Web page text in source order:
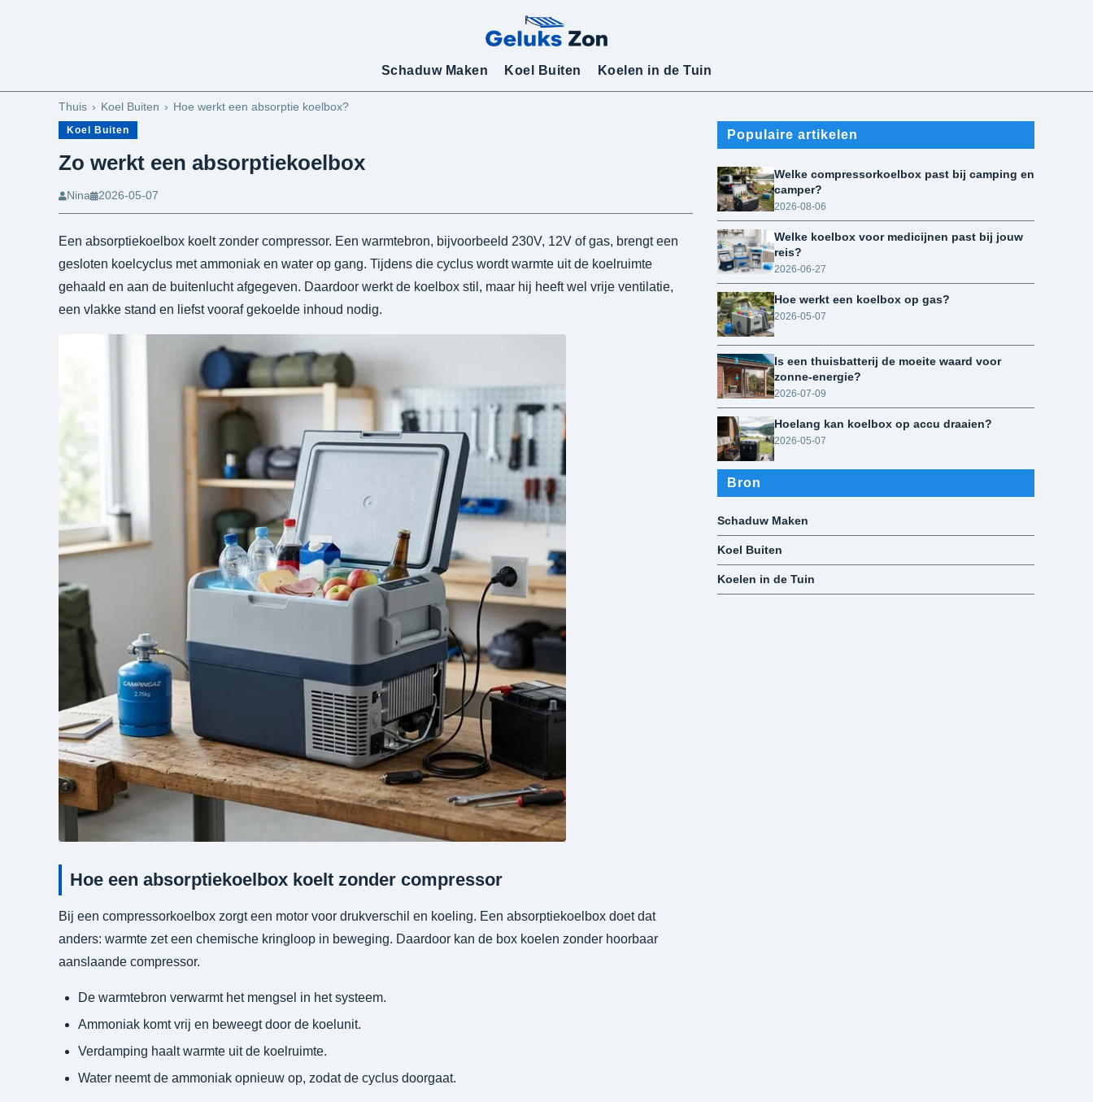
Schaduw Maken Koel Buiten Koelen in de Tuin
Thuis Koel Buiten Hoe werkt een absorptie koelbox?
Koel Buiten
Zo werkt een absorptiekoelbox
Nina 2026-05-07
Een absorptiekoelbox koelt zonder compressor. Een warmtebron, bijvoorbeeld 230V, 12V of gas, brengt een
gesloten koelcyclus met ammoniak en water op gang. Tijdens die cyclus wordt warmte uit de koelruimte
gehaald en aan de buitenlucht afgegeven. Daardoor werkt de koelbox stil, maar hij heeft wel vrije ventilatie,
een vlakke stand en liefst vooraf gekoelde inhoud nodig.
Hoe een absorptiekoelbox koelt zonder compressor
Bij een compressorkoelbox zorgt een motor voor drukverschil en koeling. Een absorptiekoelbox doet dat
anders: warmte zet een chemische kringloop in beweging. Daardoor kan de box koelen zonder hoorbaar
aanslaande compressor.
De warmtebron verwarmt het mengsel in het systeem.
Ammoniak komt vrij en beweegt door de koelunit.
Verdamping haalt warmte uit de koelruimte.
Water neemt de ammoniak opnieuw op, zodat de cyclus doorgaat.
Populaire artikelen
Welke compressorkoelbox past bij camping en
camper?
2026-08-06
Welke koelbox voor medicijnen past bij jouw
reis?
2026-06-27
Hoe werkt een koelbox op gas?
2026-05-07
Is een thuisbatterij de moeite waard voor
zonne-energie?
2026-07-09
Hoelang kan koelbox op accu draaien?
2026-05-07
Bron
Schaduw Maken
Koel Buiten
Koelen in de Tuin